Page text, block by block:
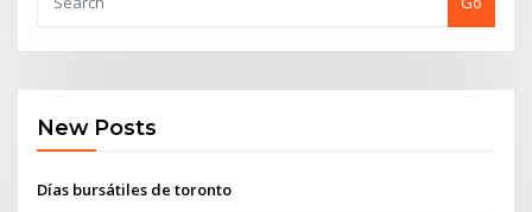
New Posts
Días bursátiles de toronto